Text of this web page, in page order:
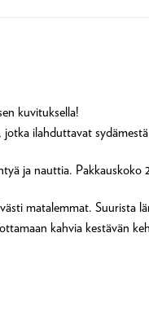
kuvituksella!
ilahduttavat
ja nauttia. Pakkauskoko
matalemmat. Suurista
kahvia kestävän